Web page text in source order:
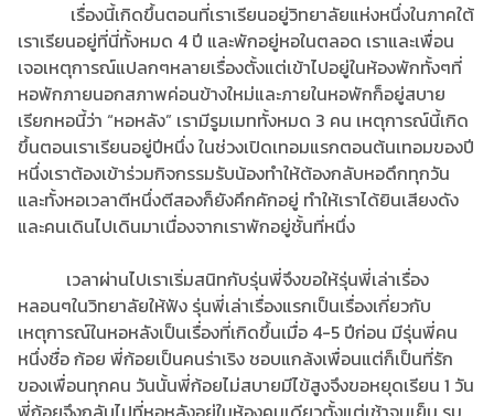
เรื่องนี้เกิดขึ้นตอนที่เราเรียนอยู่วิทยาลัยแห่งหนึ่งในภาคใต้
เราเรียนอยู่ที่นี่ทั้งหมด 4 ปี และพักอยู่หอในตลอด เราและเพื่อน
เจอเหตุการณ์แปลกๆหลายเรื่องตั้งแต่เข้าไปอยู่ในห้องพักทั้งๆที่
หอพักภายนอกสภาพค่อนข้างใหม่และภายในหอพักก็อยู่สบาย
เรียกหอนี้ว่า “หอหลัง” เรามีรูมเมททั้งหมด 3 คน เหตุการณ์นี้เกิด
ขึ้นตอนเราเรียนอยู่ปีหนึ่ง ในช่วงเปิดเทอมแรกตอนต้นเทอมของปี
หนึ่งเราต้องเข้าร่วมกิจกรรมรับน้องทำให้ต้องกลับหอดึกทุกวัน
และทั้งหอเวลาตีหนึ่งตีสองก็ยังคึกคักอยู่ ทำให้เราได้ยินเสียงดัง
และคนเดินไปเดินมาเนื่องจากเราพักอยู่ชั้นที่หนึ่ง
เวลาผ่านไปเราเริ่มสนิทกับรุ่นพี่จึงขอให้รุ่นพี่เล่าเรื่อง
หลอนๆในวิทยาลัยให้ฟัง รุ่นพี่เล่าเรื่องแรกเป็นเรื่องเกี่ยวกับ
เหตุการณ์ในหอหลังเป็นเรื่องที่เกิดขึ้นเมื่อ 4-5 ปีก่อน มีรุ่นพี่คน
หนึ่งชื่อ ก้อย พี่ก้อยเป็นคนร่าเริง ชอบแกล้งเพื่อนแต่ก็เป็นที่รัก
ของเพื่อนทุกคน วันนั้นพี่ก้อยไม่สบายมีไข้สูงจึงขอหยุดเรียน 1 วัน